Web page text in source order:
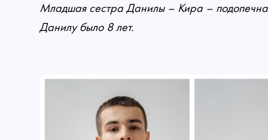
Младшая сестра Данилы – Кира –
Данилу было 8 лет.